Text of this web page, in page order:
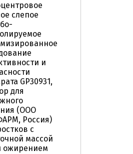
слепое
и
GP30931,
для
(ООО
Россия)
с
массой
ожирением